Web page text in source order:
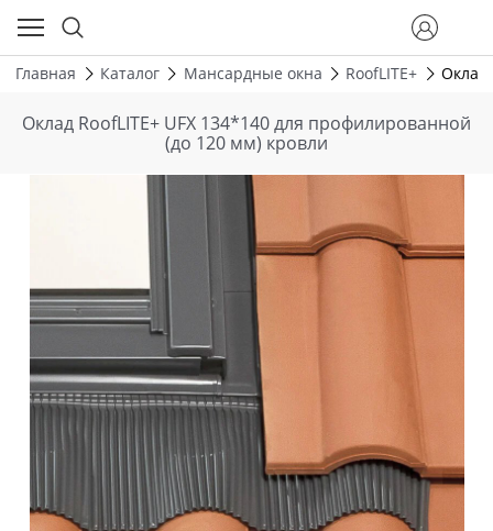
Главная Каталог Мансардные окна RoofLITE+ Оклад
Оклад RoofLITE+ UFX 134*140 для профилированной
(до 120 мм) кровли